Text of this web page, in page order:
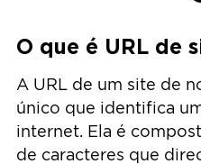
O que é URL de
A URL de um site de
único que identifica
internet. Ela é
de caracteres que